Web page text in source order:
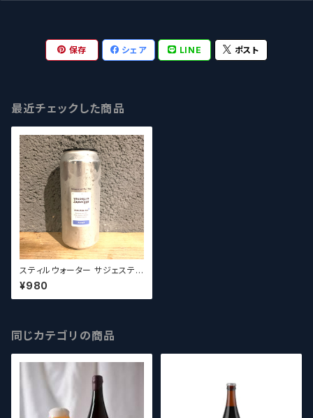
保存 シェア LINE ポスト
最近チェックした商品
スティルウォーター サジェステッ
ドフォーユー Stillwater Sug
gested For You
¥980
同じカテゴリの商品